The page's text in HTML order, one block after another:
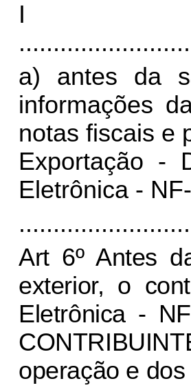
a) antes da
informações
notas fiscais e
Exportação -
Eletrônica -
Art 6º Antes
exterior, o
Eletrônica -
operação e